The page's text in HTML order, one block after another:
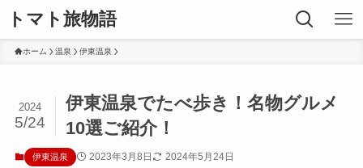
トマト旅物語
ホーム 温泉 伊東温泉
伊東温泉でたべ歩き！名物グルメ
10選ご紹介！
2024
5/24
伊東温泉 2023年3月8日 2024年5月24日